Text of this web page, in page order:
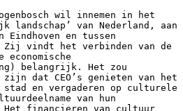
wil innemen in het
landschap’ van Nederland, aan
Eindhoven en tussen
Zij vindt het verbinden van de
belangrijk. Het zou
zijn dat CEO’s genieten van het
en vergaderen op culturele
van hun
Het financieren van cultuur